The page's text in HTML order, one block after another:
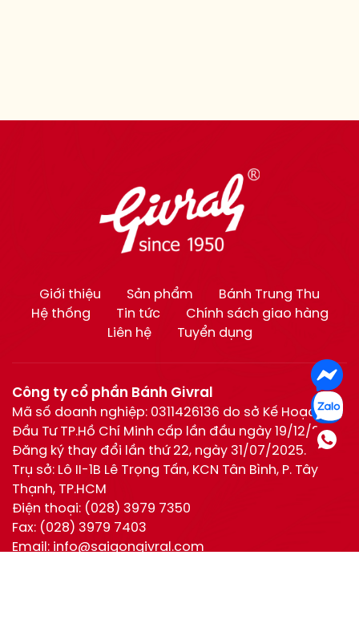
Giới thiệu Sản phẩm
Bánh Trung Thu
Hệ thống
Tin tức
Chính sách giao hàng
Liên hệ
Tuyển dụng
Công ty cổ phần Bánh Givral
Mã số doanh nghiệp: 0311426136 do sở Kế Hoạch và
Đầu Tư TP.Hồ Chí Minh cấp lần đầu ngày 19/12/2011.
Đăng ký thay đổi lần thứ 22, ngày 31/07/2025.
Trụ sở: Lô II-1B Lê Trọng Tấn, KCN Tân Bình, P. Tây
Thạnh, TP.HCM
Điện thoại: (028) 3979 7350
Fax: (028) 3979 7403
Email: info@saigongivral.com